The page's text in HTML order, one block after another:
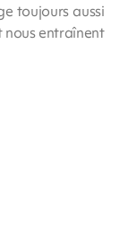
toujours aussi
nous entraînent